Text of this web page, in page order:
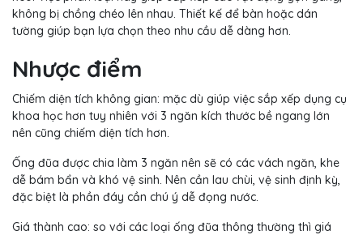
không bị chồng chéo lên nhau. Thiết kế để bàn hoặc dán
tường giúp bạn lựa chọn theo nhu cầu dễ dàng hơn.
Nhược điểm
Chiếm diện tích không gian: mặc dù giúp việc sắp xếp dụng cụ
khoa học hơn tuy nhiên với 3 ngăn kích thước bề ngang lớn
nên cũng chiếm diện tích hơn.
Ống đũa được chia làm 3 ngăn nên sẽ có các vách ngăn, khe
dễ bám bẩn và khó vệ sinh. Nên cần lau chùi, vệ sinh định kỳ,
đặc biệt là phần đáy cần chú ý dễ đọng nước.
Giá thành cao: so với các loại ống đũa thông thường thì giá